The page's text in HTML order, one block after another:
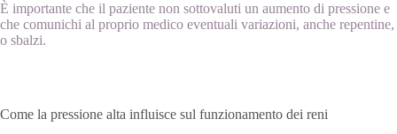
È importante che il paziente non sottovaluti un aumento di pressione e
che comunichi al proprio medico eventuali variazioni, anche repentine,
o sbalzi.
Come la pressione alta influisce sul funzionamento dei reni